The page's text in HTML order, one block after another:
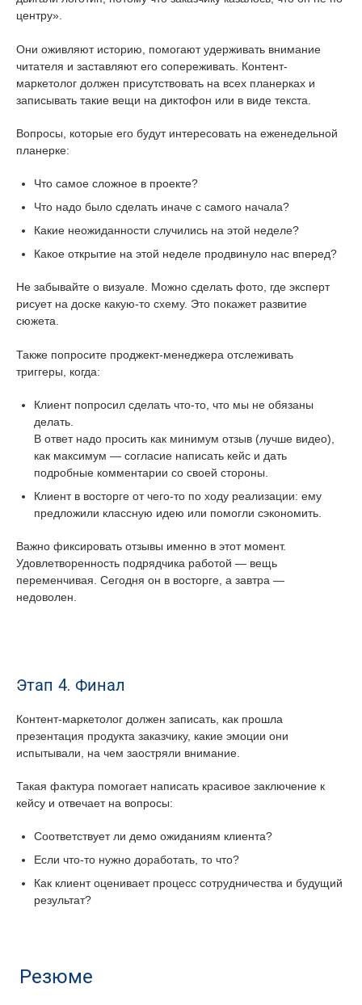
центру».
Они оживляют историю, помогают удерживать внимание
читателя и заставляют его сопереживать. Контент-
маркетолог должен присутствовать на всех планерках и
записывать такие вещи на диктофон или в виде текста.
Вопросы, которые его будут интересовать на еженедельной
планерке:
Что самое сложное в проекте?
Что надо было сделать иначе с самого начала?
Какие неожиданности случились на этой неделе?
Какое открытие на этой неделе продвинуло нас вперед?
Не забывайте о визуале. Можно сделать фото, где эксперт
рисует на доске какую-то схему. Это покажет развитие
сюжета.
Также попросите проджект-менеджера отслеживать
триггеры, когда:
Клиент попросил сделать что-то, что мы не обязаны
делать.
В ответ надо просить как минимум отзыв (лучше видео),
как максимум — согласие написать кейс и дать
подробные комментарии со своей стороны.
Клиент в восторге от чего-то по ходу реализации: ему
предложили классную идею или помогли сэкономить.
Важно фиксировать отзывы именно в этот момент.
Удовлетворенность подрядчика работой — вещь
переменчивая. Сегодня он в восторге, а завтра —
недоволен.
Этап 4. Финал
Контент-маркетолог должен записать, как прошла
презентация продукта заказчику, какие эмоции они
испытывали, на чем заостряли внимание.
Такая фактура помогает написать красивое заключение к
кейсу и отвечает на вопросы:
Соответствует ли демо ожиданиям клиента?
Если что-то нужно доработать, то что?
Как клиент оценивает процесс сотрудничества и будущий
результат?
Резюме